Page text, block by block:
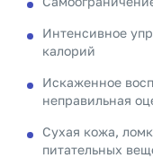
Интенсивное
калорий
Искаженное
неправильная
Сухая кожа,
питательных